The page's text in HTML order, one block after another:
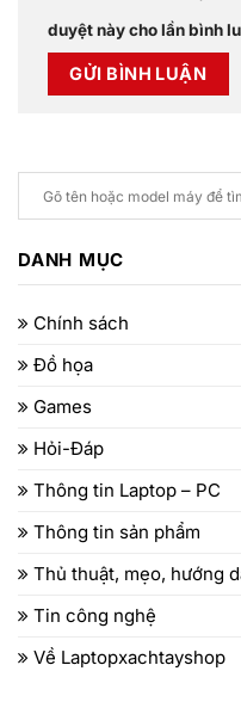
duyệt này cho lần bình
DANH MỤC
Chính sách
Đồ họa
Games
Hỏi-Đáp
Thông tin Laptop – PC
Thông tin sản phẩm
Thủ thuật, mẹo, hướng
Tin công nghệ
Về Laptopxachtayshop